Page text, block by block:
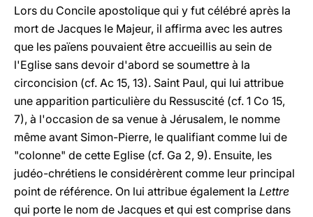
Lors du Concile apostolique qui y fut célébré après la
mort de Jacques le Majeur, il affirma avec les autres
que les païens pouvaient être accueillis au sein de
l'Eglise sans devoir d'abord se soumettre à la
circoncision (cf. Ac 15, 13). Saint Paul, qui lui attribue
une apparition particulière du Ressuscité (cf. 1 Co 15,
7), à l'occasion de sa venue à Jérusalem, le nomme
même avant Simon-Pierre, le qualifiant comme lui de
"colonne" de cette Eglise (cf. Ga 2, 9). Ensuite, les
judéo-chrétiens le considérèrent comme leur principal
point de référence. On lui attribue également la Lettre
qui porte le nom de Jacques et qui est comprise dans